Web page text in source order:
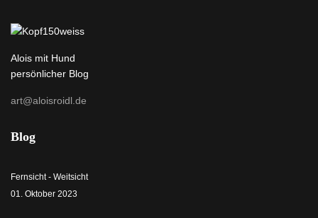
Alois mit Hund
persönlicher Blog
art@aloisroidl.de
Blog
Fernsicht - Weitsicht
01. Oktober 2023